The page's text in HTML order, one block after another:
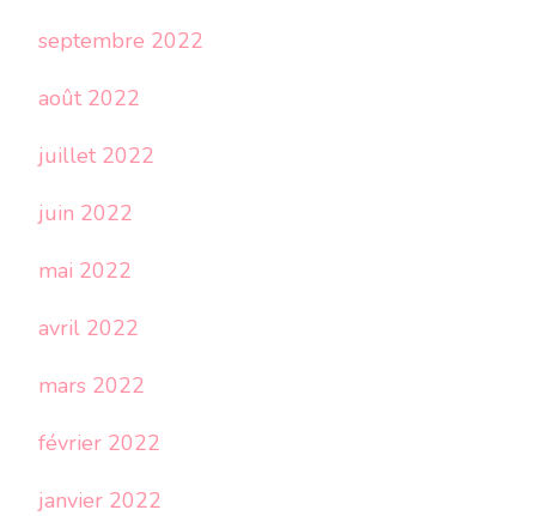
septembre 2022
août 2022
juillet 2022
juin 2022
mai 2022
avril 2022
mars 2022
février 2022
janvier 2022